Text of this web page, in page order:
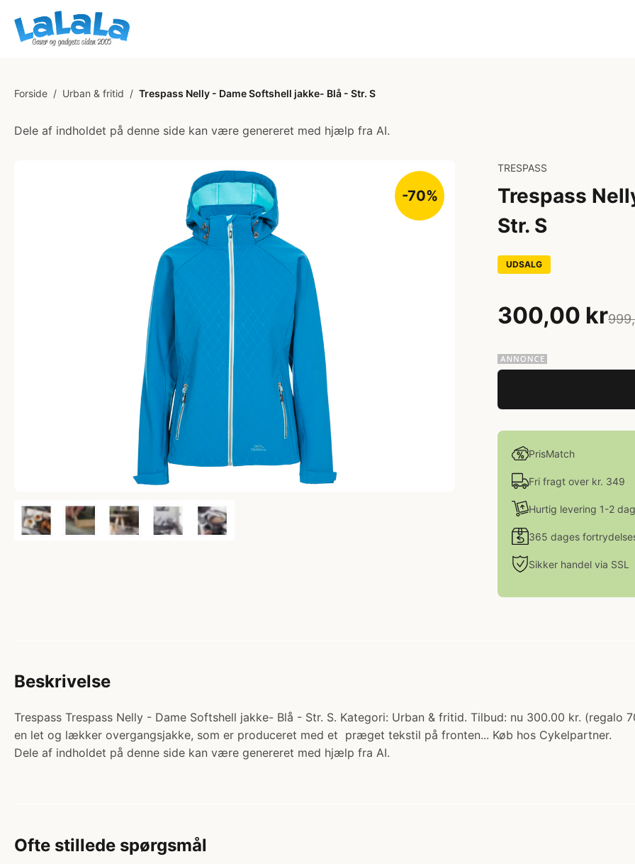
Forside / Urban & fritid / Trespass Nelly - Dame Softshell jakke- Blå - Str. S
Dele af indholdet på denne side kan være genereret med hjælp fra AI.
-70%
TRESPASS
Trespass
Str. S
UDSALG
300,00 kr
PrisMatch
Fri fragt over kr. 349
Hurtig levering 1-2
365 dages
Sikker handel via SSL
Beskrivelse
Trespass Trespass Nelly - Dame Softshell jakke- Blå - Str. S. Kategori: Urban & fritid. Tilbud: nu 300.00 kr. (regalo
en let og lækker overgangsjakke, som er produceret med et præget tekstil på fronten... Køb hos Cykelpartner.
Dele af indholdet på denne side kan være genereret med hjælp fra AI.
Ofte stillede spørgsmål